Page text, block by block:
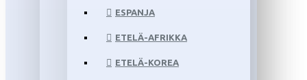
ESPANJA
ETELÄ-AFRIKKA
ETELÄ-KOREA